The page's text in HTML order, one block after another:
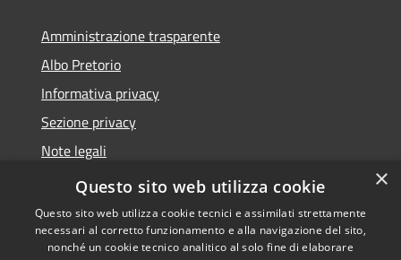
Amministrazione trasparente
Albo Pretorio
Informativa privacy
Sezione privacy
Note legali
Dichiarazione di accessibilità
×
Questo sito web utilizza cookie
Questo sito web utilizza cookie tecnici e assimilati strettamente
necessari al corretto funzionamento e alla navigazione del sito,
nonché un cookie tecnico analitico al solo fine di elaborare